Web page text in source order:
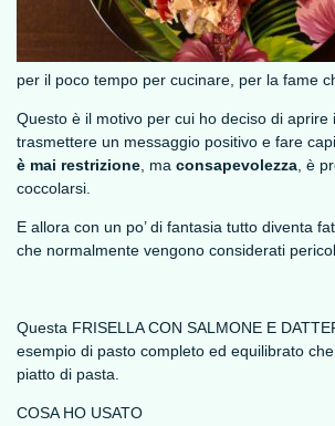
per il poco tempo per cucinare, per la fame
Questo è il motivo per cui ho deciso di aprire
trasmettere un messaggio positivo e fare
è mai restrizione, ma consapevolezza, è
coccolarsi.
E allora con un po’ di fantasia tutto diventa
che normalmente vengono considerati
Questa FRISELLA CON SALMONE E
esempio di pasto completo ed equilibrato
piatto di pasta.
COSA HO USATO